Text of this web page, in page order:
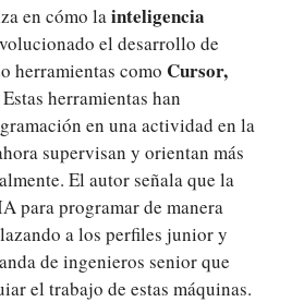
en cómo la inteligencia
el desarrollo de
herramientas como Cursor,
herramientas han
en una actividad en la
supervisan y orientan más
El autor señala que la
para programar de manera
a los perfiles junior y
de ingenieros senior que
el trabajo de estas máquinas.